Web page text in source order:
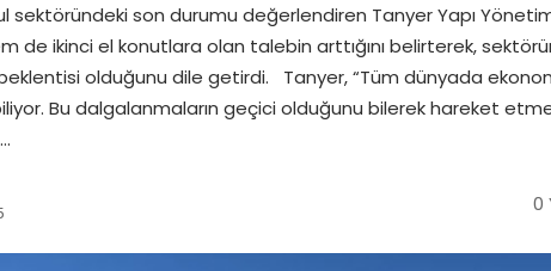
sektöründeki son durumu değerlendiren Tanyer Yapı Yönetim
de ikinci el konutlara olan talebin arttığını belirterek,
olduğunu dile getirdi. Tanyer, “Tüm dünyada
Bu dalgalanmaların geçici olduğunu bilerek hareket
0